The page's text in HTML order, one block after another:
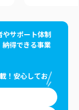
やサポート体制
納得できる事業
！安心してお